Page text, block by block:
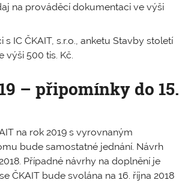
na prováděcí dokumentaci ve výši
IC ČKAIT, s.r.o., anketu Stavby století
výši 500 tis. Kč.
– připomínky do 15.
na rok 2019 s vyrovnaným
bude samostatné jednání. Návrh
Případné návrhy na doplnění je
ČKAIT bude svolána na 16. října 2018